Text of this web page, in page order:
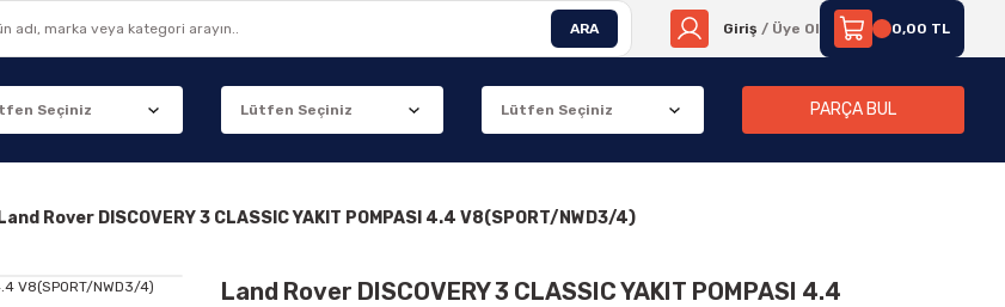
ARA Giriş / Üye Ol 0,00 TL
PARÇA BUL
Land Rover DISCOVERY 3 CLASSIC YAKIT POMPASI 4.4 V8(SPORT/NWD3/4)
Land Rover DISCOVERY 3 CLASSIC YAKIT POMPASI 4.4